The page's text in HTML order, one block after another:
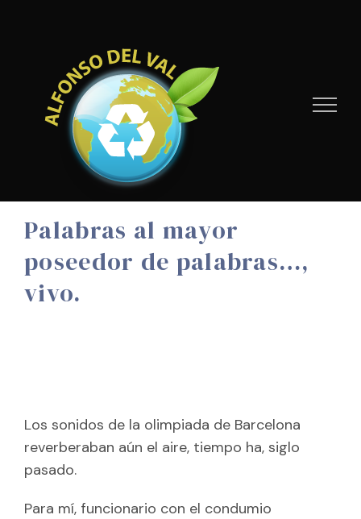
Palabras al mayor
poseedor de palabras…,
vivo.
Los sonidos de la olimpiada de Barcelona
reverberaban aún el aire, tiempo ha, siglo
pasado.
Para mí, funcionario con el condumio